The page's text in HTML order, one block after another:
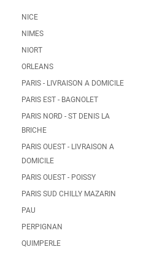
NICE
NIMES
NIORT
ORLEANS
PARIS - LIVRAISON A DOMICILE
PARIS EST - BAGNOLET
PARIS NORD - ST DENIS LA
BRICHE
PARIS OUEST - LIVRAISON A
DOMICILE
PARIS OUEST - POISSY
PARIS SUD CHILLY MAZARIN
PAU
PERPIGNAN
QUIMPERLE